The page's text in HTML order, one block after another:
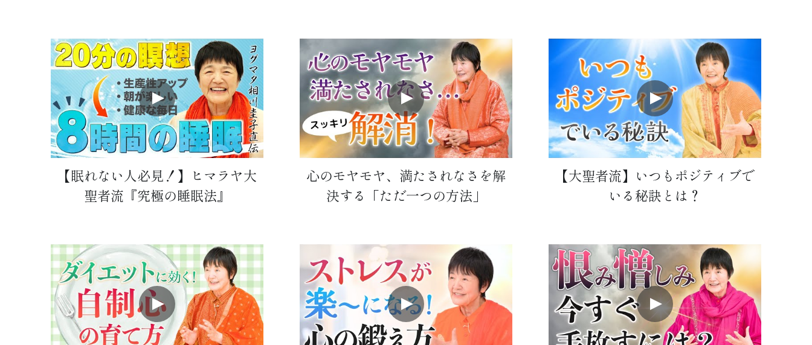
【眠れない人必見！】ヒマラヤ大
聖者流『究極の睡眠法』
心のモヤモヤ、満たされなさを解
決する「ただ一つの方法」
【大聖者流】いつもポジティブで
いる秘訣とは？